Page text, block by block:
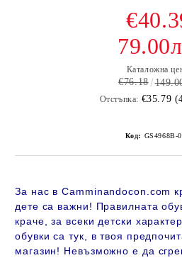
Каталожна
€76.18
Отстъпка: €35.79
Код: GS4968B-
За нас в Camminandocon.com
дете са важни! Правилната
краче, за всеки детски
обувки са тук, в твоя
магазин! Невъзможно е да